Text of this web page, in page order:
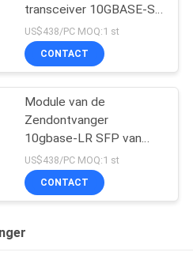
transceiver 10GBASE-SR
SFP-module
US$438/PC MOQ:1 st
CONTACT
Module van de
Zendontvanger
10gbase-LR SFP van
SFP 10G LR SFP de
Optische
US$438/PC MOQ:1 st
CONTACT